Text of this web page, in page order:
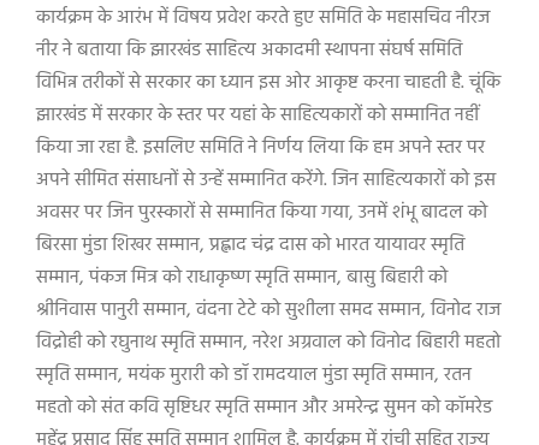
कार्यक्रम के आरंभ में विषय प्रवेश करते हुए समिति के महासचिव नीरज
नीर ने बताया कि झारखंड साहित्य अकादमी स्थापना संघर्ष समिति
विभिन्न तरीकों से सरकार का ध्यान इस ओर आकृष्ट करना चाहती है. चूंकि
झारखंड में सरकार के स्तर पर यहां के साहित्यकारों को सम्मानित नहीं
किया जा रहा है. इसलिए समिति ने निर्णय लिया कि हम अपने स्तर पर
अपने सीमित संसाधनों से उन्हें सम्मानित करेंगे. जिन साहित्यकारों को इस
अवसर पर जिन पुरस्कारों से सम्मानित किया गया, उनमें शंभू बादल को
बिरसा मुंडा शिखर सम्मान, प्रह्लाद चंद्र दास को भारत यायावर स्मृति
सम्मान, पंकज मित्र को राधाकृष्ण स्मृति सम्मान, बासु बिहारी को
श्रीनिवास पानुरी सम्मान, वंदना टेटे को सुशीला समद सम्मान, विनोद राज
विद्रोही को रघुनाथ स्मृति सम्मान, नरेश अग्रवाल को विनोद बिहारी महतो
स्मृति सम्मान, मयंक मुरारी को डॉ रामदयाल मुंडा स्मृति सम्मान, रतन
महतो को संत कवि सृष्टिधर स्मृति सम्मान और अमरेन्द्र सुमन को कॉमरेड